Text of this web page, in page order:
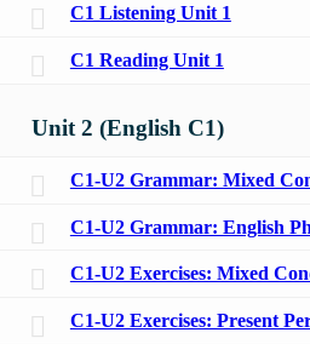
C1 Listening Unit 1
C1 Reading Unit 1
Unit 2 (English C1)
C1-U2 Grammar: Mixed
C1-U2 Grammar: English
C1-U2 Exercises: Mixed
C1-U2 Exercises: Present